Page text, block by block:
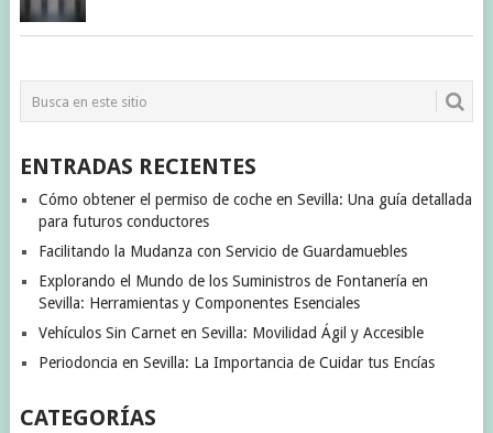
ENTRADAS RECIENTES
Cómo obtener el permiso de coche en Sevilla: Una guía detallada
para futuros conductores
Facilitando la Mudanza con Servicio de Guardamuebles
Explorando el Mundo de los Suministros de Fontanería en
Sevilla: Herramientas y Componentes Esenciales
Vehículos Sin Carnet en Sevilla: Movilidad Ágil y Accesible
Periodoncia en Sevilla: La Importancia de Cuidar tus Encías
CATEGORÍAS